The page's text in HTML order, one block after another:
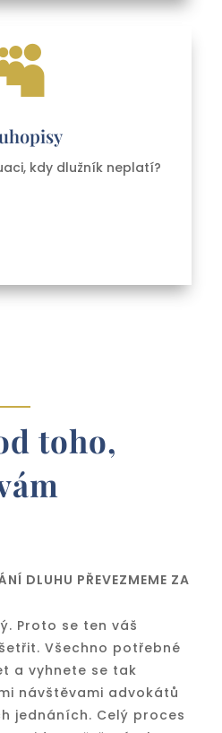
kdy dlužník neplatí?
toho,
DLUHU PŘEVEZMEME ZA
Proto se ten váš
Všechno potřebné
a vyhnete se tak
návštěvami advokátů
jednáních. Celý proces